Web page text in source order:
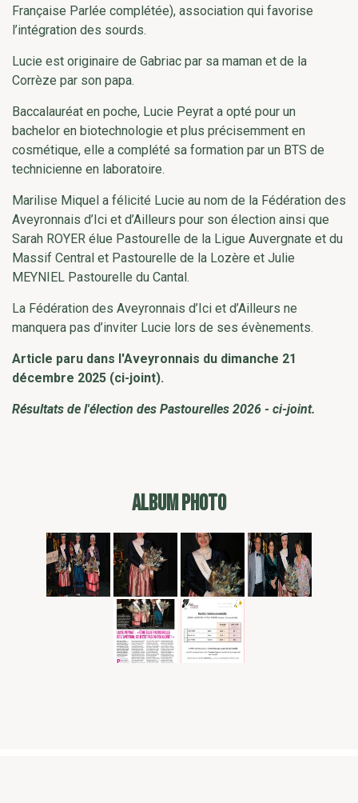
Française Parlée complétée), association qui favorise
l’intégration des sourds.
Lucie est originaire de Gabriac par sa maman et de la
Corrèze par son papa.
Baccalauréat en poche, Lucie Peyrat a opté pour un
bachelor en biotechnologie et plus précisemment en
cosmétique, elle a complété sa formation par un BTS de
technicienne en laboratoire.
Marilise Miquel a félicité Lucie au nom de la Fédération des
Aveyronnais d’Ici et d’Ailleurs pour son élection ainsi que
Sarah ROYER élue Pastourelle de la Ligue Auvergnate et du
Massif Central et Pastourelle de la Lozère et Julie
MEYNIEL Pastourelle du Cantal.
La Fédération des Aveyronnais d’Ici et d’Ailleurs ne
manquera pas d’inviter Lucie lors de ses évènements.
Article paru dans l'Aveyronnais du dimanche 21
décembre 2025 (ci-joint).
Résultats de l'élection des Pastourelles 2026 - ci-joint.
ALBUM PHOTO